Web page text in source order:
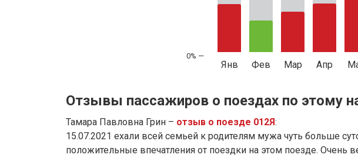
Янв Фев Мар Апр
Отзывы пассажиров о поездах по этому
Тамара Павловна Грин – отзыв о поезде 012Я:
15.07.2021 ехали всей семьей к родителям мужа чуть больше
положительные впечатления от поездки на этом поезде.